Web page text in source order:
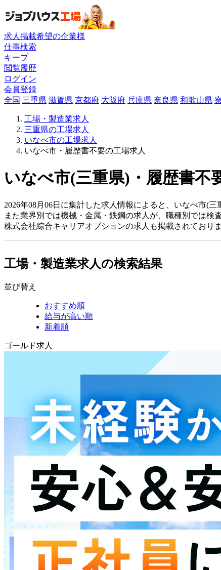
求人掲載希望の企業様
仕事検索
キープ
閲覧履歴
ログイン
会員登録
全国 三重県 滋賀県 京都府 大阪府 兵庫県 奈良県 和歌山県
工場・製造業求人
三重県の工場求人
いなべ市の工場求人
いなべ市・履歴書不要の工場求人
いなべ市(三重県)・履歴書不
2026年08月06日に集計した求人情報によると、いなべ市(
また業界別では機械・金属・鉄鋼の求人が、職種別では検
株式会社綜合キャリアオプションの求人も掲載されており
工場・製造業求人の検索結果
並び替え
おすすめ順
給与が高い順
新着順
ゴールド求人